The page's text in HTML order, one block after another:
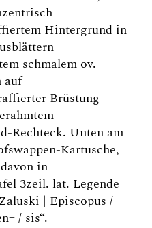
Hintergrund in
schmalem ov.
auf
Brüstung
Rechteck. Unten am
Kartusche,
in
3zeil. lat. Legende
| Episcopus /
/ sis“.